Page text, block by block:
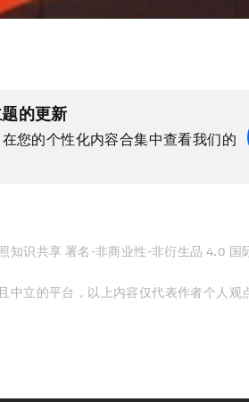
的更新
您的个性化内容合集中查看我们的
知识共享 署名-非商业性-非衍生品 4.0 国
中立的平台，以上内容仅代表作者个人观